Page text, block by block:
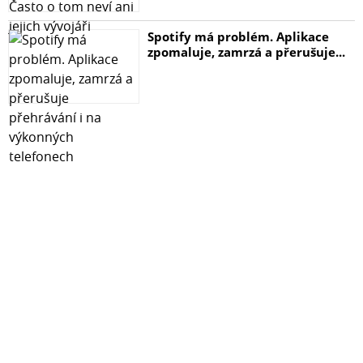
Sklo je navyše okolo displeja tlačené a nenarúša design.
*Tlačené okraje
*Vysoko odolné proti poškriabaniu
*Obmedzuje odlesky
Spotify má problém. Aplikace
zpomaluje, zamrzá a přerušuje...